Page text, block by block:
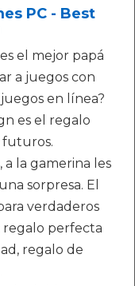
PC - Best
el mejor papá
a juegos con
en línea?
es el regalo
futuros.
a la gamerina les
sorpresa. El
verdaderos
regalo perfecta
regalo de